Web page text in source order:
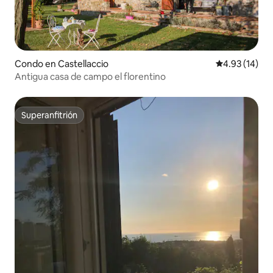
Condo en Castellaccio Calificación
4.93 (14)
Antigua casa de campo el florentino
Superanfitrión
Superanfitrión